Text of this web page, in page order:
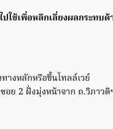
ใช้เพื่อหลีกเลี่ยงผลกระทบด้
างหลักหรือขึ้นโทลล์เวย์
ย 2 ฝั่งมุ่งหน้าจาก ถ.วิภาวดี